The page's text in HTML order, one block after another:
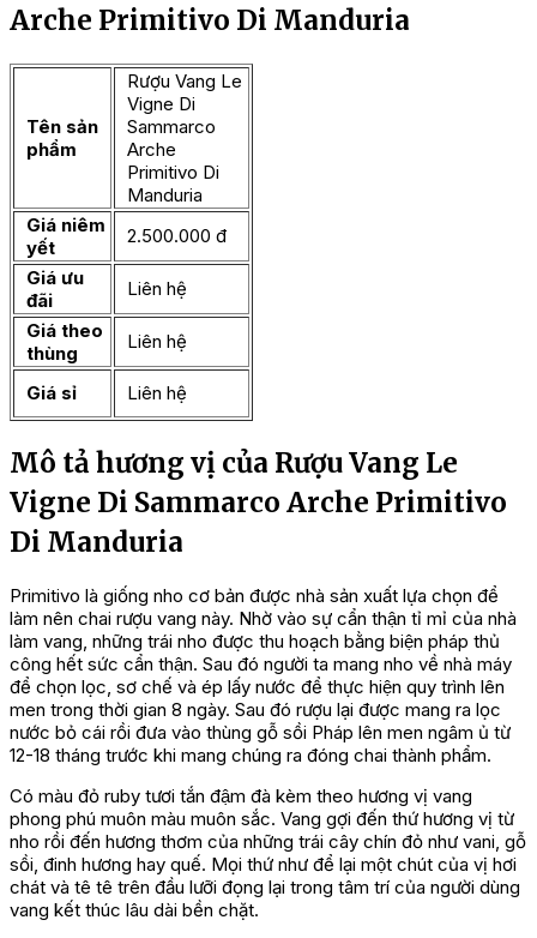
Arche Primitivo Di Manduria
Tên sản
phẩm
Rượu Vang Le
Vigne Di
Sammarco
Arche
Primitivo Di
Manduria
Giá niêm
yết
2.500.000 đ
Giá ưu
đãi
Liên hệ
Giá theo
thùng
Liên hệ
Giá sỉ Liên hệ
Mô tả hương vị của Rượu Vang Le
Vigne Di Sammarco Arche Primitivo
Di Manduria
Primitivo là giống nho cơ bản được nhà sản xuất lựa chọn để
làm nên chai rượu vang này. Nhờ vào sự cẩn thận tỉ mỉ của nhà
làm vang, những trái nho được thu hoạch bằng biện pháp thủ
công hết sức cẩn thận. Sau đó người ta mang nho về nhà máy
để chọn lọc, sơ chế và ép lấy nước để thực hiện quy trình lên
men trong thời gian 8 ngày. Sau đó rượu lại được mang ra lọc
nước bỏ cái rồi đưa vào thùng gỗ sồi Pháp lên men ngâm ủ từ
12-18 tháng trước khi mang chúng ra đóng chai thành phẩm.
Có màu đỏ ruby tươi tắn đậm đà kèm theo hương vị vang
phong phú muôn màu muôn sắc. Vang gợi đến thứ hương vị từ
nho rồi đến hương thơm của những trái cây chín đỏ như vani, gỗ
sồi, đinh hương hay quế. Mọi thứ như để lại một chút của vị hơi
chát và tê tê trên đầu lưỡi đọng lại trong tâm trí của người dùng
vang kết thúc lâu dài bền chặt.